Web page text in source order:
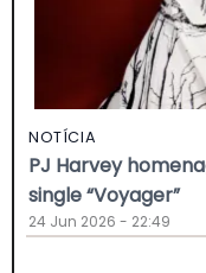
NOTÍCIA
PJ Harvey
single “Voyager”
24 Jun 2026 - 22:49